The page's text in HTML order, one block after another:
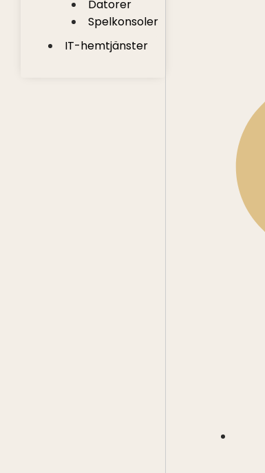
Datorer
Spelkonsoler
IT-hemtjänster